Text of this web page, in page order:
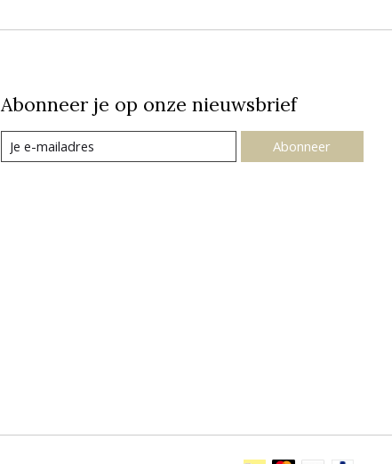
Abonneer je op onze nieuwsbrief
Abonneer